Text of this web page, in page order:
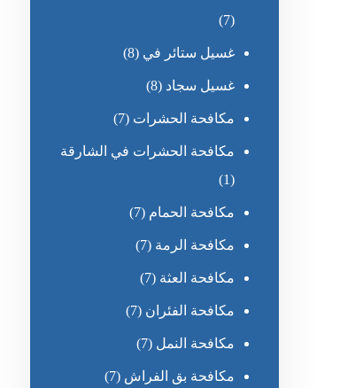
(7)
غسيل ستائر في (8)
غسيل سجاد (8)
مكافحة الحشرات (7)
مكافحة الحشرات في الشارقة
(1)
مكافحة الحمام (7)
مكافحة الرمة (7)
مكافحة العثة (7)
مكافحة الفئران (7)
مكافحة النمل (7)
مكافحة بق الفراش (7)